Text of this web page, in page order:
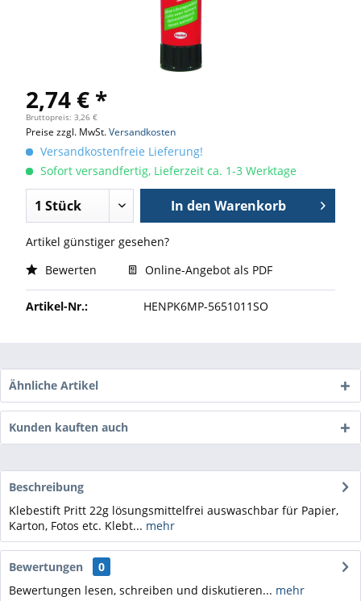
2,74 € *
Bruttopreis: 3,26 €
Preise zzgl. MwSt.Versandkosten
Versandkostenfreie Lieferung!
Sofort versandfertig, Lieferzeit ca. 1-3 Werktage
In den Warenkorb
Artikel günstiger gesehen?
Bewerten
Online-Angebot als PDF
Artikel-Nr.: HENPK6MP-5651011SO
Ähnliche Artikel
Kunden kauften auch
Beschreibung
Klebestift Pritt 22g lösungsmittelfrei auswaschbar für Papier,
Karton, Fotos etc. Klebt... mehr
Bewertungen
0
Bewertungen lesen, schreiben und diskutieren... mehr